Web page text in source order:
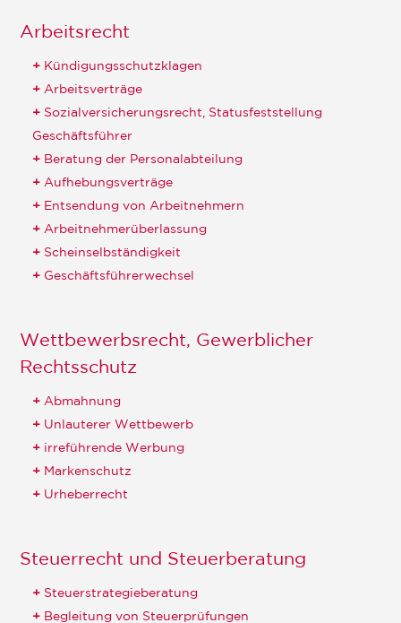
Arbeitsrecht
Kündigungsschutzklagen
Arbeitsverträge
Sozialversicherungsrecht, Statusfeststellung
Geschäftsführer
Beratung der Personalabteilung
Aufhebungsverträge
Entsendung von Arbeitnehmern
Arbeitnehmerüberlassung
Scheinselbständigkeit
Geschäftsführerwechsel
Wettbewerbsrecht, Gewerblicher
Rechtsschutz
Abmahnung
Unlauterer Wettbewerb
irreführende Werbung
Markenschutz
Urheberrecht
Steuerrecht und Steuerberatung
Steuerstrategieberatung
Begleitung von Steuerprüfungen